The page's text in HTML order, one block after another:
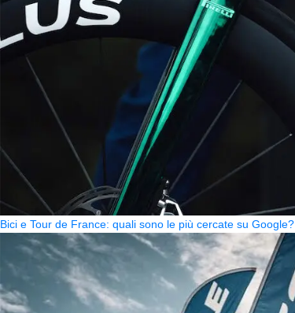
Bici e Tour de France: quali sono le più cercate su Google?